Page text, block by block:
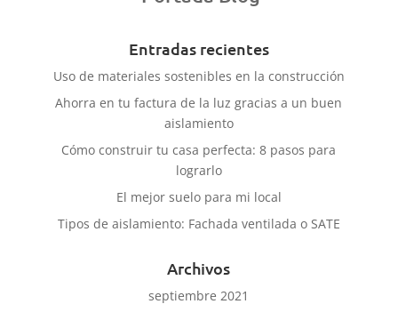
Entradas recientes
Uso de materiales sostenibles en la construcción
Ahorra en tu factura de la luz gracias a un buen
aislamiento
Cómo construir tu casa perfecta: 8 pasos para
lograrlo
El mejor suelo para mi local
Tipos de aislamiento: Fachada ventilada o SATE
Archivos
septiembre 2021